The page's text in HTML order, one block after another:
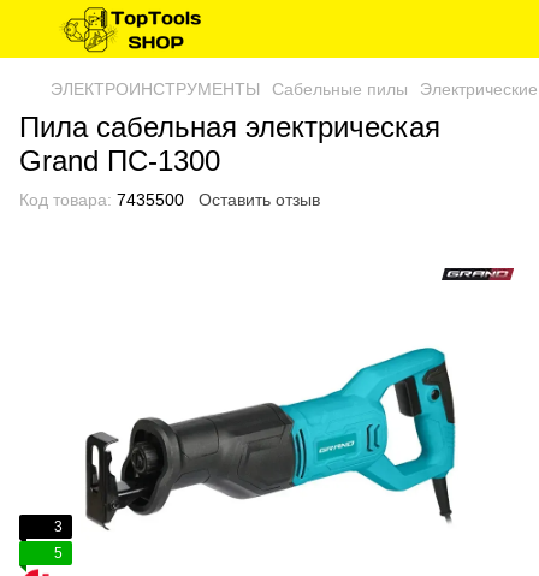
ЭЛЕКТРОИНСТРУМЕНТЫ Сабельные пилы
Пила сабельная электрическая
Grand ПС-1300
Код товара: 7435500 Оставить отзыв
3
5